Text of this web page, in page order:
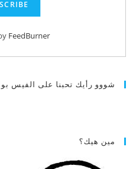
FeedBurner
شووو رأيك تحبنا على الفيس
مين هيك؟